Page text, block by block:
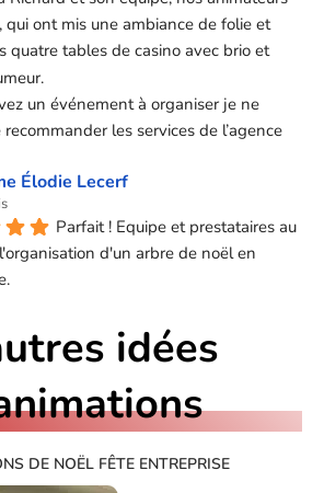
qui ont mis une ambiance de folie et
quatre tables de casino avec brio et
un événement à organiser je ne
les services de l’agence
Élodie Lecerf
Parfait ! Equipe et prestataires au
d'un arbre de noël en
idées
DE NOËL FÊTE ENTREPRISE